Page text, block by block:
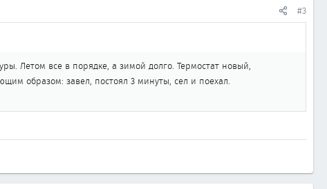
#3
Летом все в порядке, а зимой долго. Термостат новый,
образом: завел, постоял 3 минуты, сел и поехал.